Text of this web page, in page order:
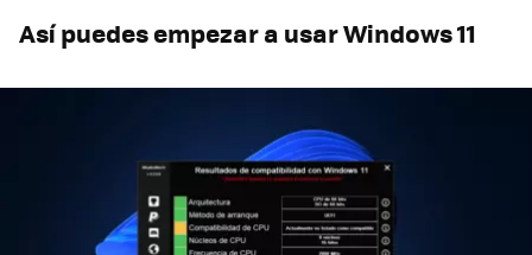
Así puedes empezar a usar Windows 11